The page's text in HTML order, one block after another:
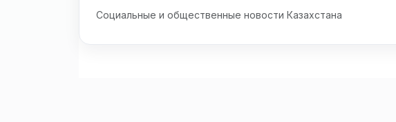
Социальные и общественные новости Казахстана